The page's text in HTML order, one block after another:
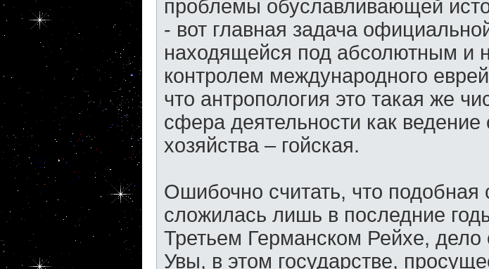
проблемы обуславливающей
- вот главная задача
находящейся под абсолютным и
контролем международного
что антропология это такая же
сфера деятельности как ведение
хозяйства – гойская.
Ошибочно считать, что подобная
сложилась лишь в последние
Третьем Германском Рейхе,
Увы, в этом государстве,